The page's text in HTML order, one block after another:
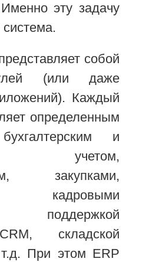
эту задачу
собой
(или даже
Каждый
определенным
и
учетом,
закупками,
кадровыми
поддержкой
складской
т.д. При этом ERP